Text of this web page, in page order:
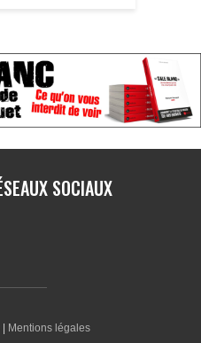
SOCIAUX
Mentions légales